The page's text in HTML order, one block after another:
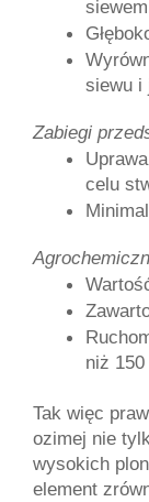
siewu i
Zabiegi
celu
niż
Tak więc
ozimej nie
wysokich
element